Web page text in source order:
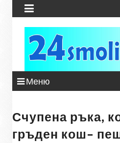

Меню
Счупена ръка,
гръден кош–